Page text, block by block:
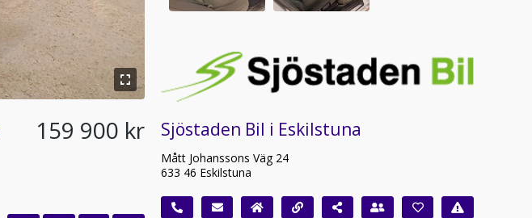
159 900 kr Sjöstaden Bil i Eskilstuna
Mått Johanssons Väg 24
633 46 Eskilstuna